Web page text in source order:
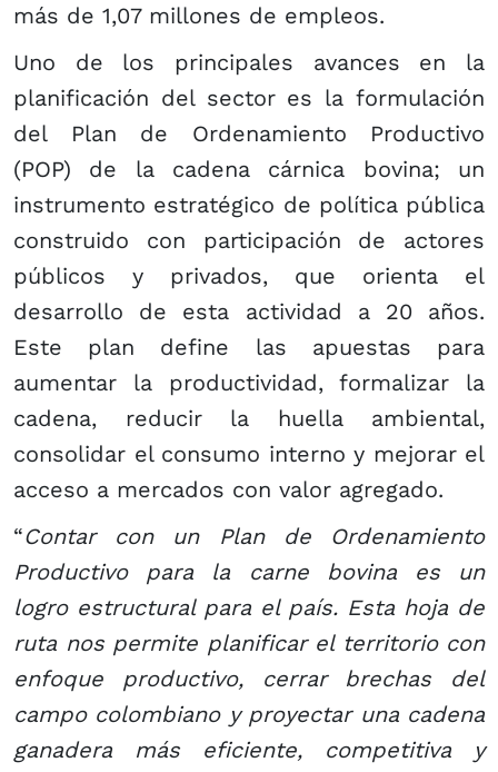
más de 1,07 millones de empleos.
Uno de los principales avances en la
planificación del sector es la formulación
del Plan de Ordenamiento Productivo
(POP) de la cadena cárnica bovina; un
instrumento estratégico de política pública
construido con participación de actores
públicos y privados, que orienta el
desarrollo de esta actividad a 20 años.
Este plan define las apuestas para
aumentar la productividad, formalizar la
cadena, reducir la huella ambiental,
consolidar el consumo interno y mejorar el
acceso a mercados con valor agregado.
“Contar con un Plan de Ordenamiento
Productivo para la carne bovina es un
logro estructural para el país. Esta hoja de
ruta nos permite planificar el territorio con
enfoque productivo, cerrar brechas del
campo colombiano y proyectar una cadena
ganadera más eficiente, competitiva y